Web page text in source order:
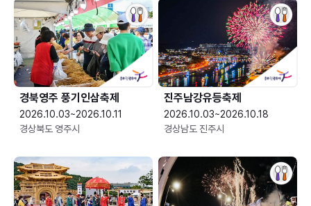
경북영주 풍기인삼축제
2026.10.03~2026.10.11
경상북도 영주시
진주남강유등축제
2026.10.03~2026.10.18
경상남도 진주시